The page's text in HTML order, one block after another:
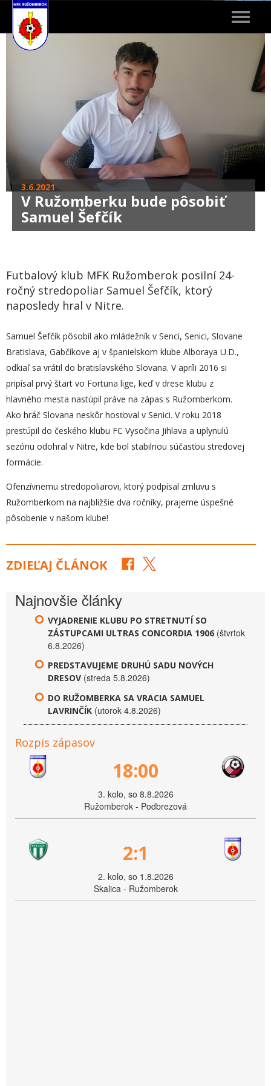
Toggle
3.6.2021
V Ružomberku bude pôsobiť
Samuel Šefčík
Futbalový klub MFK Ružomberok posilní 24-
ročný stredopoliar Samuel Šefčík, ktorý
naposledy hral v Nitre.
Samuel Šefčík pôsobil ako mládežník v Senci, Senici, Slovane
Bratislava, Gabčíkove aj v španielskom klube Alboraya U.D.,
odkiaľ sa vrátil do bratislavského Slovana. V apríli 2016 si
pripísal prvý štart vo Fortuna lige, keď v drese klubu z
hlavného mesta nastúpil práve na zápas s Ružomberkom.
Ako hráč Slovana neskôr hosťoval v Senici. V roku 2018
prestúpil do českého klubu FC Vysočina Jihlava a uplynulú
sezónu odohral v Nitre, kde bol stabilnou súčasťou stredovej
formácie.
Ofenzívnemu stredopoliarovi, ktorý podpísal zmluvu s
Ružomberkom na najbližšie dva ročníky, prajeme úspešné
pôsobenie v našom klube!
ZDIEĽAJ ČLÁNOK
Najnovšie články
VYJADRENIE KLUBU PO STRETNUTÍ SO
ZÁSTUPCAMI ULTRAS CONCORDIA 1906 (štvrtok
6.8.2026)
PREDSTAVUJEME DRUHÚ SADU NOVÝCH
DRESOV (streda 5.8.2026)
DO RUŽOMBERKA SA VRACIA SAMUEL
LAVRINČÍK (utorok 4.8.2026)
Rozpis zápasov
18:00
3. kolo, so 8.8.2026
Ružomberok - Podbrezová
2:1
2. kolo, so 1.8.2026
Skalica - Ružomberok